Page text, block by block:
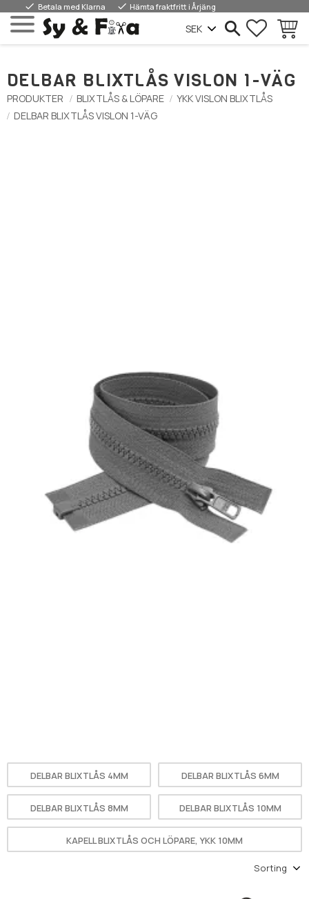
Menu
done Betala med Klarna done Hämta fraktfritt i Årjäng
DELBAR BLIXTLÅS VISLON 1-VÄG
PRODUKTER BLIXTLÅS & LÖPARE
YKK VISLON BLIXTLÅS
DELBAR BLIXTLÅS VISLON 1-VÄG
DELBAR BLIXTLÅS 4MM DELBAR BLIXTLÅS 6MM
DELBAR BLIXTLÅS 8MM DELBAR BLIXTLÅS 10MM
KAPELL BLIXTLÅS OCH LÖPARE, YKK 10MM